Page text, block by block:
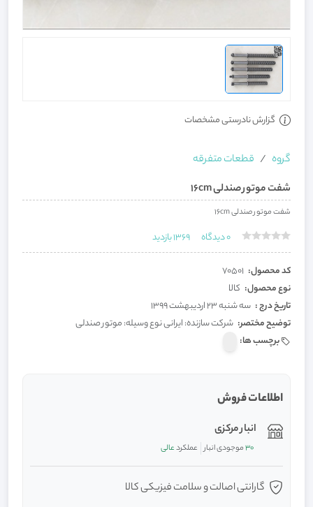
گزارش نادرستی مشخصات
گروه
قطعات متفرقه
شفت موتور صندلی 16cm
شفت موتور صندلی 16cm
0دیدگاه 1369بازدید
کد محصول: 70501
نوع محصول: کالا
تاریخ درج : سه شنبه 23 اردیبهشت 1399
توضیح مختصر: شرکت سازنده: ایرانی نوع وسیله: موتور صندلی
برچسب ها:
اطلاعات فروش
انبار مرکزی
30موجودی انبار عملکردعالی
گارانتی اصالت و سلامت فیزیکی کالا